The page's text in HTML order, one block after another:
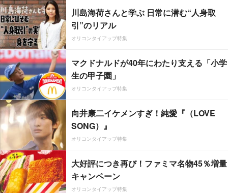
川島海荷さんと学ぶ 日常に潜む“人身取
引”のリアル
オリコンタイアップ特集
マクドナルドが40年にわたり支える「小学
生の甲子園」
オリコンタイアップ特集
向井康二イケメンすぎ！純愛『（LOVE
SONG）』
オリコンタイアップ特集
大好評につき再び！ファミマ名物45％増量
キャンペーン
オリコンタイアップ特集